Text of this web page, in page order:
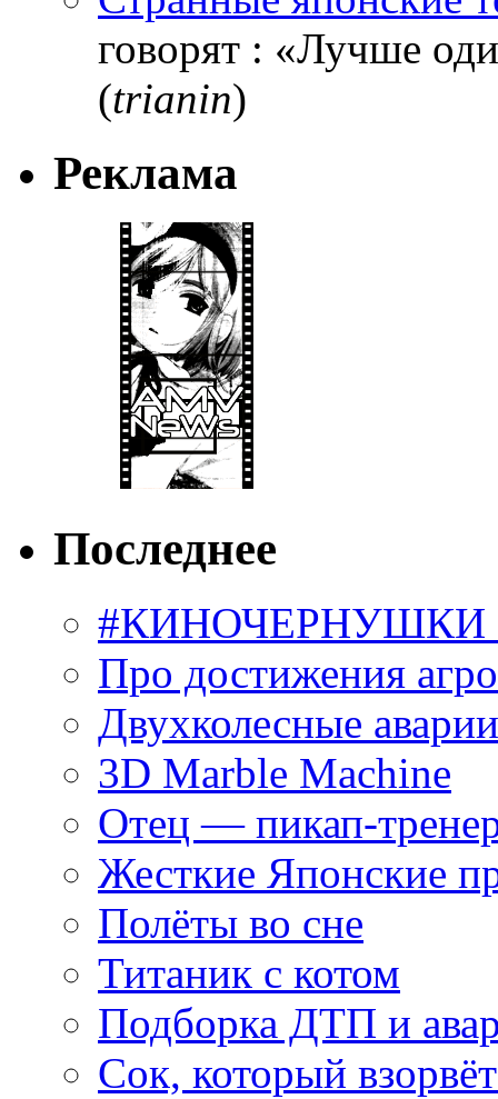
говорят : «Лучше
(trianin)
Реклама
Последнее
#КИНОЧЕРНУШКИ
Про достижения
Двухколесные
3D Marble Machine
Отец — пикап-
Жесткие Японские
Полёты во сне
Титаник с котом
Подборка ДТП и
Сок, который